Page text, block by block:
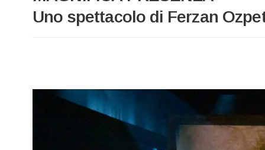
Uno spettacolo di Ferzan